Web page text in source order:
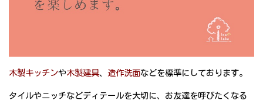
木製キッチンや木製建具、 造作洗面などを標準にしております。
タイルやニッチなどディテールを大切に、お友達を呼びたくなる